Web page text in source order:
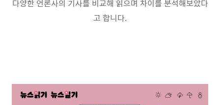
다양한 언론사의 기사를 비교해 읽으며 차이를 분석해보았다
고 합니다.